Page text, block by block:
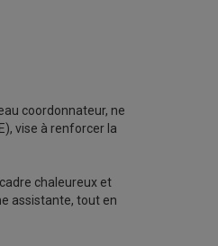
coordonnateur, ne
vise à renforcer la
chaleureux et
assistante, tout en